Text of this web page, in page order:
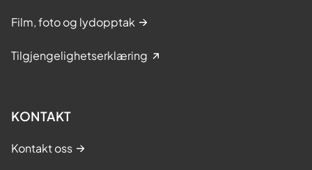
Film, foto og lydopptak
Tilgjengelighetserklæring
KONTAKT
Kontakt oss